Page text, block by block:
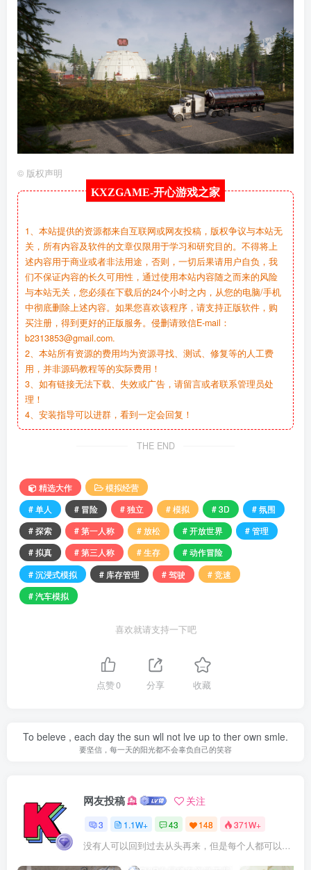
© 版权声明
KXZGAME-开心游戏之家
1、本站提供的资源都来自互联网或网友投稿，版权争议与本站无
关，所有内容及软件的文章仅限用于学习和研究目的。不得将上
述内容用于商业或者非法用途，否则，一切后果请用户自负，我
们不保证内容的长久可用性，通过使用本站内容随之而来的风险
与本站无关，您必须在下载后的24个小时之内，从您的电脑/手机
中彻底删除上述内容。如果您喜欢该程序，请支持正版软件，购
买注册，得到更好的正版服务。侵删请致信E-mail：
b2313853@gmail.com.
2、本站所有资源的费用均为资源寻找、测试、修复等的人工费
用，并非源码教程等的实际费用！
3、如有链接无法下载、失效或广告，请留言或者联系管理员处
理！
4、安装指导可以进群，看到一定会回复！
THE END
精选大作
模拟经营
# 单人
# 冒险 # 独立 # 模拟 # 3D
# 氛围
# 探索
# 第一人称 # 放松 # 开放世界
# 管理
# 拟真
# 第三人称 # 生存
# 动作冒险
# 沉浸式模拟
# 库存管理 # 驾驶
# 竞速
# 汽车模拟
喜欢就请支持一下吧
点赞0 分享 收藏
To beleve , each day the sun wll not lve up to ther own smle.
要坚信，每一天的阳光都不会辜负自己的笑容
网友投稿 关注
3 1.1W+ 43 148 371W+
没有人可以回到过去从头再来，但是每个人都可以从今天开始，创造一个全新的结局